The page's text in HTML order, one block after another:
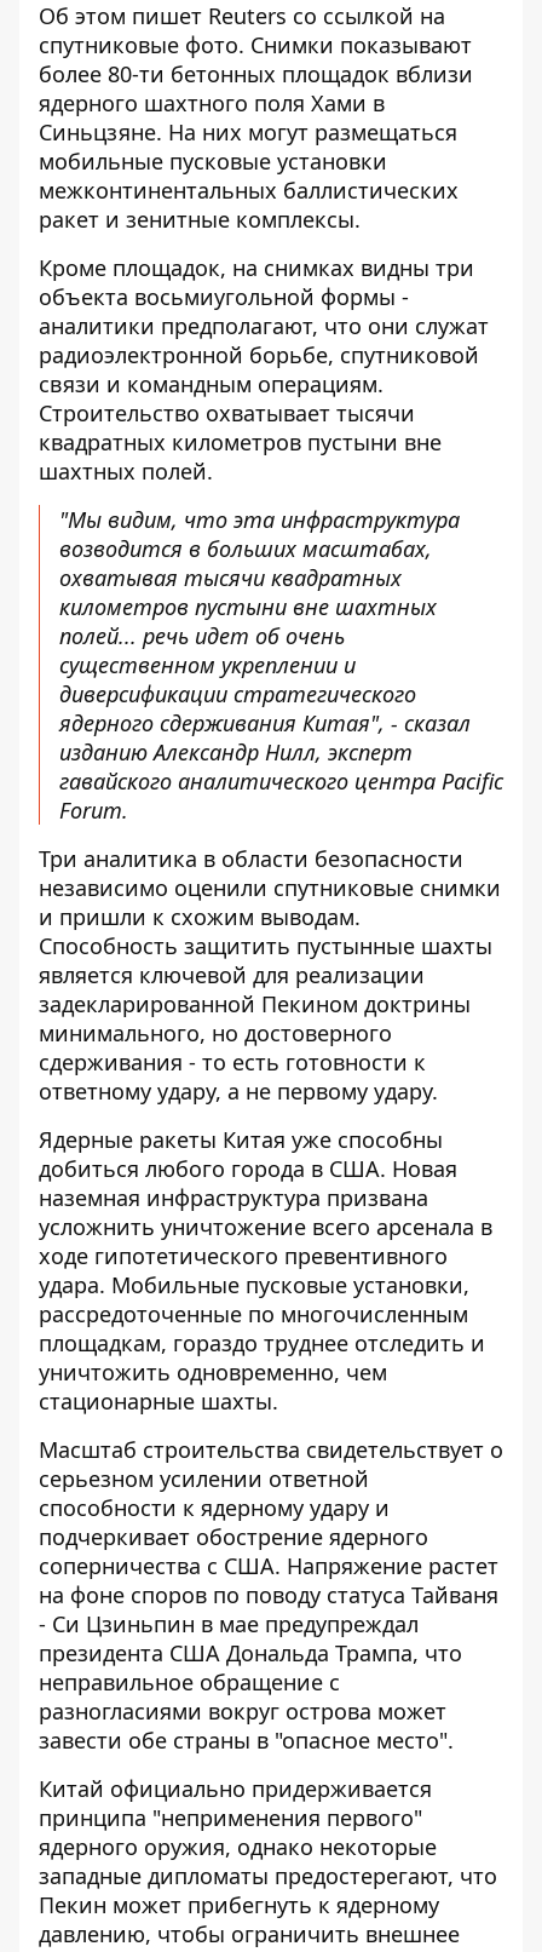
Об этом пишет Reuters со ссылкой на
спутниковые фото. Снимки показывают
более 80-ти бетонных площадок вблизи
ядерного шахтного поля Хами в
Синьцзяне. На них могут размещаться
мобильные пусковые установки
межконтинентальных баллистических
ракет и зенитные комплексы.
Кроме площадок, на снимках видны три
объекта восьмиугольной формы -
аналитики предполагают, что они служат
радиоэлектронной борьбе, спутниковой
связи и командным операциям.
Строительство охватывает тысячи
квадратных километров пустыни вне
шахтных полей.
"Мы видим, что эта инфраструктура
возводится в больших масштабах,
охватывая тысячи квадратных
километров пустыни вне шахтных
полей... речь идет об очень
существенном укреплении и
диверсификации стратегического
ядерного сдерживания Китая", - сказал
изданию Александр Нилл, эксперт
гавайского аналитического центра Pacific
Forum.
Три аналитика в области безопасности
независимо оценили спутниковые снимки
и пришли к схожим выводам.
Способность защитить пустынные шахты
является ключевой для реализации
задекларированной Пекином доктрины
минимального, но достоверного
сдерживания - то есть готовности к
ответному удару, а не первому удару.
Ядерные ракеты Китая уже способны
добиться любого города в США. Новая
наземная инфраструктура призвана
усложнить уничтожение всего арсенала в
ходе гипотетического превентивного
удара. Мобильные пусковые установки,
рассредоточенные по многочисленным
площадкам, гораздо труднее отследить и
уничтожить одновременно, чем
стационарные шахты.
Масштаб строительства свидетельствует о
серьезном усилении ответной
способности к ядерному удару и
подчеркивает обострение ядерного
соперничества с США. Напряжение растет
на фоне споров по поводу статуса Тайваня
- Си Цзиньпин в мае предупреждал
президента США Дональда Трампа, что
неправильное обращение с
разногласиями вокруг острова может
завести обе страны в "опасное место".
Китай официально придерживается
принципа "неприменения первого"
ядерного оружия, однако некоторые
западные дипломаты предостерегают, что
Пекин может прибегнуть к ядерному
давлению, чтобы ограничить внешнее